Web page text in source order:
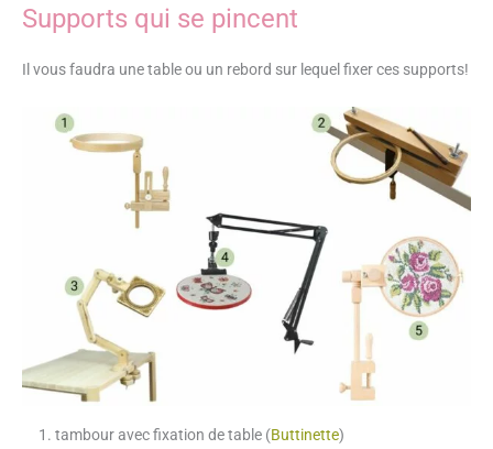
Supports qui se pincent
Il vous faudra une table ou un rebord sur lequel fixer ces supports!
tambour avec fixation de table (Buttinette)